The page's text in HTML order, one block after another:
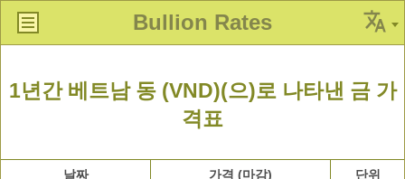
Bullion Rates
1년간 베트남 동 (VND)(으)로 나타낸 금 가
격표
날짜 가격 (마감) 단위